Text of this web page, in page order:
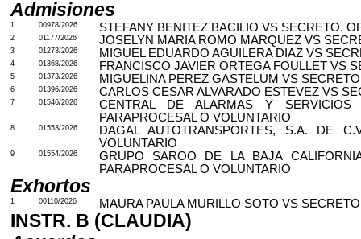
Admisiones
1 00978/2026 STEFANY BENITEZ BACILIO VS SECRETO.
2 01177/2026 JOSELYN MARIA ROMO MARQUEZ VS
3 01273/2026 MIGUEL EDUARDO AGUILERA DIAZ VS
4 01368/2026 FRANCISCO JAVIER ORTEGA FOULLET VS
5 01373/2026 MIGUELINA PEREZ GASTELUM VS
6 01396/2026 CARLOS CESAR ALVARADO ESTEVEZ VS
7 01546/2026
CENTRAL DE ALARMAS Y
PARAPROCESAL O VOLUNTARIO
8 01553/2026
DAGAL AUTOTRANSPORTES, S.A. DE
VOLUNTARIO
9 01554/2026
GRUPO SAROO DE LA BAJA
PARAPROCESAL O VOLUNTARIO
Exhortos
1 00110/2026 MAURA PAULA MURILLO SOTO VS
INSTR. B (CLAUDIA)